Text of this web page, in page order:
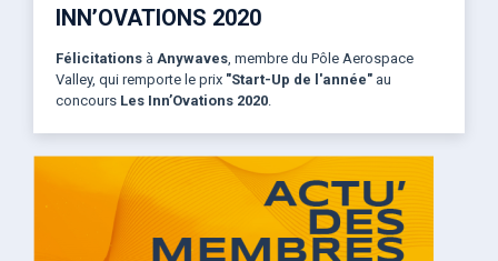
INN’OVATIONS 2020
Félicitations à Anywaves , membre du Pôle Aerospace
Valley, qui remporte le prix "Start-Up de l'année" au
concours Les Inn’Ovations 2020